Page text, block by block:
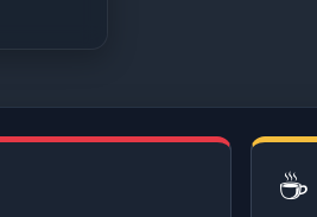
☕